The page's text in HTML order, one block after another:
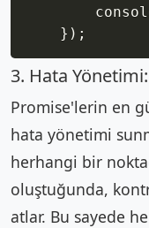
} ) ;
3. Hata Yönetimi:
Promise'lerin en
hata yönetimi
herhangi bir
oluştuğunda,
atlar. Bu sayede